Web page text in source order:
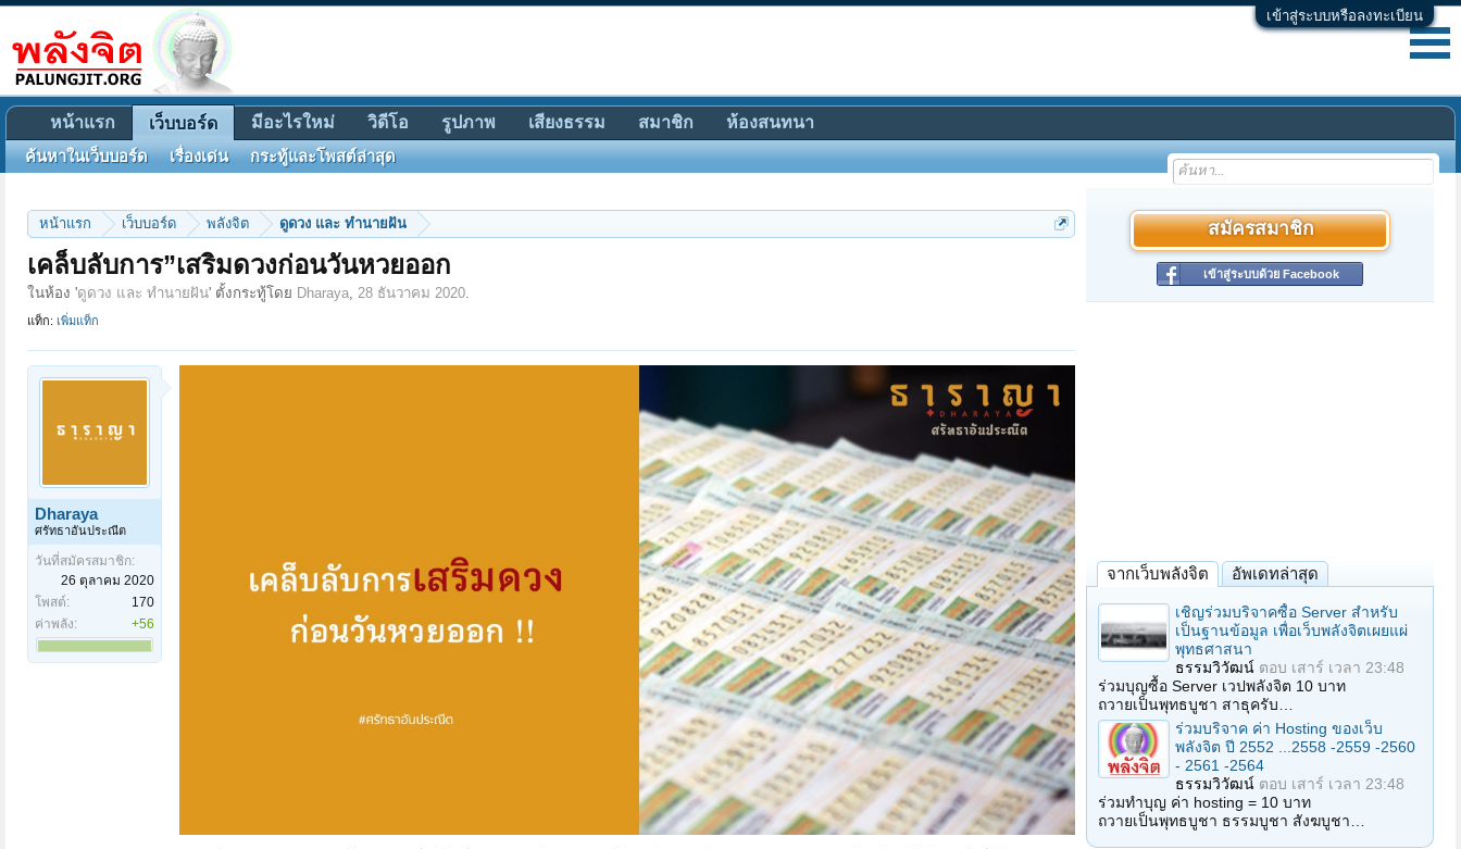
เข้าสู่ระบบหรือลงทะเบียน
หน้าแรก เว็บบอร์ด พลังจิต ดูดวง และ ทำนายฝัน
เคล็บลับการ”เสริมดวงก่อนวันหวยออก
ในห้อง 'ดูดวง และ ทำนายฝัน' ตั้งกระทู้โดย Dharaya, 28 ธันวาคม 2020.
แท็ก: เพิ่มแท็ก
Dharaya
ศรัทธาอันประณีต
วันที่สมัครสมาชิก:
26 ตุลาคม 2020
โพสต์:
170
ค่าพลัง:
+56
สมัครสมาชิก
เข้าสู่ระบบด้วย Facebook
จากเว็บพลังจิต อัพเดทล่าสุด
เชิญร่วมบริจาคซื้อ Server สำหรับ
เป็นฐานข้อมูล เพื่อเว็บพลังจิตเผยแผ่
พุทธศาสนา
ธรรมวิวัฒน์ ตอบ เสาร์ เวลา 23:48
ร่วมบุญซื้อ Server เวปพลังจิต 10 บาท
ถวายเป็นพุทธบูชา สาธุครับ…
ร่วมบริจาค ค่า Hosting ของเว็บ
พลังจิต ปี 2552 ...2558 -2559 -2560
- 2561 -2564
ธรรมวิวัฒน์ ตอบ เสาร์ เวลา 23:48
ร่วมทำบุญ ค่า hosting = 10 บาท
ถวายเป็นพุทธบูชา ธรรมบูชา สังฆบูชา…
หน้าแรก เว็บบอร์ด
ค้นหาในเว็บบอร์ด เรื่องเด่น กระทู้และโพสต์ล่าสุด
มีอะไรใหม่ วิดีโอ รูปภาพ เสียงธรรม สมาชิก ห้องสนทนา